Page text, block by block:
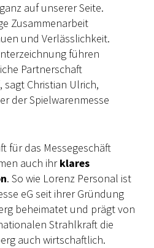
auf unserer Seite.
Zusammenarbeit
und Verlässlichkeit.
führen
Partnerschaft
sagt Christian Ulrich,
der Spielwarenmesse
für das Messegeschäft
auch ihrklares
. So wie Lorenz Personal ist
eG seit ihrer Gründung
beheimatet und prägt von
Strahlkraft die
auch wirtschaftlich.